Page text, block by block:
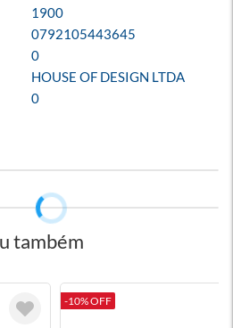
1900
0792105443645
0
HOUSE OF DESIGN LTDA
0
também
-10% OFF